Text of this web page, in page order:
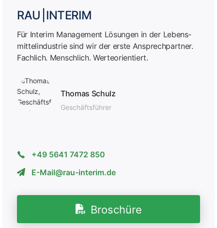
RAU | INTERIM
Für Interim Management Lösungen in der Lebens­
mittel­industrie sind wir der erste Ansprech­partner.
Fachlich. Menschlich. Werteorientiert.
Thomas Schulz
Geschäfts­führer
+49 5641 7472 850
E-Mail@rau-interim.de
Broschüre